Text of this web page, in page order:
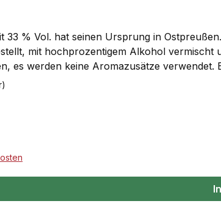
33 % Vol. hat seinen Ursprung in
mit hochprozentigem Alkohol
es werden keine Aromazusätze
als 0,04L-Kleinflasche erhältlich.